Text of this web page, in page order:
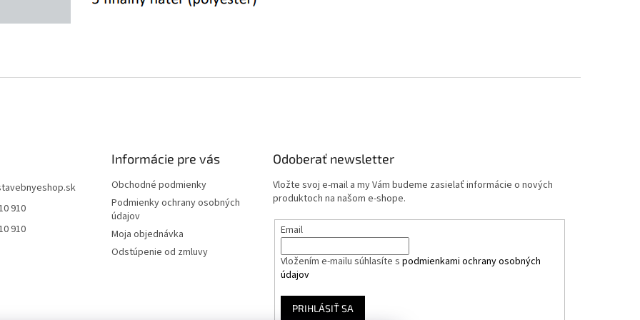
910
910
Informácie pre vás
Obchodné podmienky
Podmienky ochrany osobných
údajov
Moja objednávka
Odstúpenie od zmluvy
Odoberať newsletter
Vložte svoj e-mail a my Vám budeme zasielať informácie o nových
produktoch na našom e-shope.
Email
Vložením e-mailu súhlasíte spodmienkami ochrany osobných
údajov
PRIHLÁSIŤ SA